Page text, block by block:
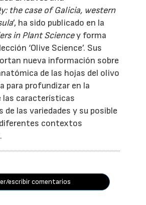
the case of Galicia, western
’, ha sido publicado en la
in Plant Sciencey forma
‘Olive Science’. Sus
nueva información sobre
de las hojas del olivo
para profundizar en la
las características
de las variedades y su posible
contextos
escribir comentarios